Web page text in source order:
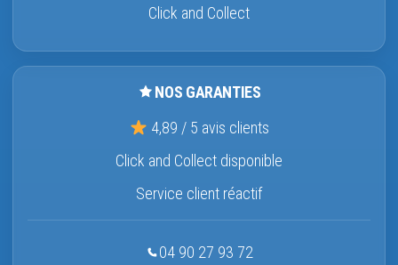
Click and Collect
NOS GARANTIES
4,89 / 5 avis clients
Click and Collect disponible
Service client réactif
04 90 27 93 72